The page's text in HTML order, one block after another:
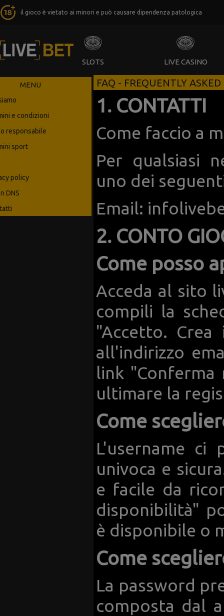
il gioco è vietato ai minori e può causare dipendenza patologica
SLOTS LIVE CASINO
MENU
e condizioni
responsabile
sport
policy
DNS
FAQ - FREQUENTLY
1. CONTATTI
Come faccio a
Per qualsiasi
uno dei
Email:
2. CONTO
Come posso
Acceda al sito
compili la
"Accetto.
all'indirizzo
link "Conferma
ultimare la
Come
L'username ci
univoca e
e facile da
disponibilità"
è disponibile o
Come
La password
composta dal